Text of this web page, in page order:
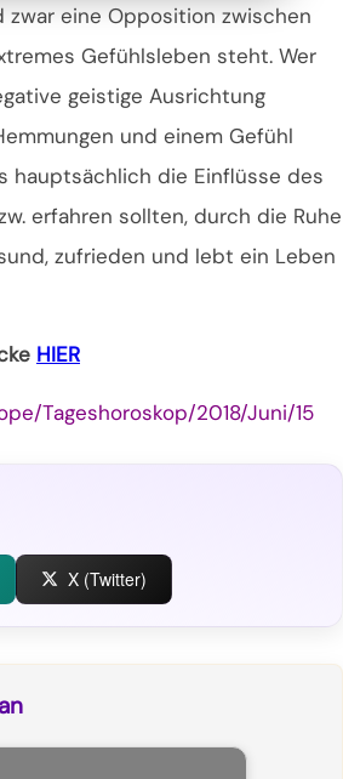
eine Opposition zwischen
Gefühlsleben steht. Wer
geistige Ausrichtung
und einem Gefühl
hauptsächlich die Einflüsse des
erfahren sollten, durch die Ruhe
zufrieden und lebt ein Leben
HIER
Tageshoroskop/2018/Juni/15
X (Twitter)